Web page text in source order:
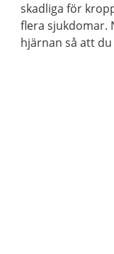
skadliga för
flera sjukdomar.
hjärnan så att